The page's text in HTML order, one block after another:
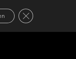
SLUIT AVG/